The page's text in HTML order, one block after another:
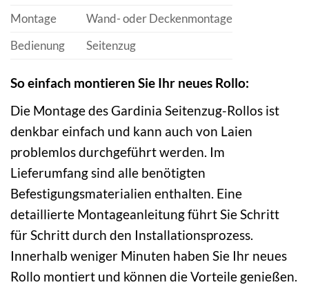
Montage
Wand- oder Deckenmontage
Bedienung
Seitenzug
So einfach montieren Sie Ihr neues Rollo:
Die Montage des Gardinia Seitenzug-Rollos ist
denkbar einfach und kann auch von Laien
problemlos durchgeführt werden. Im
Lieferumfang sind alle benötigten
Befestigungsmaterialien enthalten. Eine
detaillierte Montageanleitung führt Sie Schritt
für Schritt durch den Installationsprozess.
Innerhalb weniger Minuten haben Sie Ihr neues
Rollo montiert und können die Vorteile genießen.